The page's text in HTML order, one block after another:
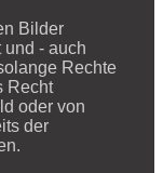
Bilder
und - auch
Rechte
Recht
oder von
der